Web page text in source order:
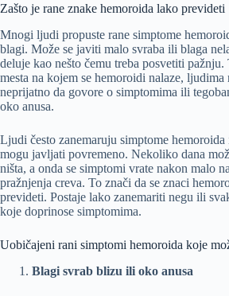
Zašto je rane znake hemoroida lako prevideti
Mnogi ljudi propuste rane simptome
blagi. Može se javiti malo svraba ili blaga
deluje kao nešto čemu treba posvetiti pažnju.
mesta na kojem se hemoroidi nalaze, ljudima
neprijatno da govore o simptomima ili
oko anusa.
Ljudi često zanemaruju simptome hemoroida
mogu javljati povremeno. Nekoliko dana
ništa, a onda se simptomi vrate nakon malo
pražnjenja creva. To znači da se znaci
prevideti. Postaje lako zanemariti negu ili
koje doprinose simptomima.
Uobičajeni rani simptomi hemoroida koje
Blagi svrab blizu ili oko anusa